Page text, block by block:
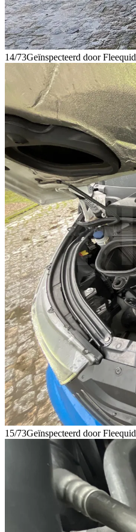
14/73Geïnspecteerd door Fleequid
15/73Geïnspecteerd door Fleequid